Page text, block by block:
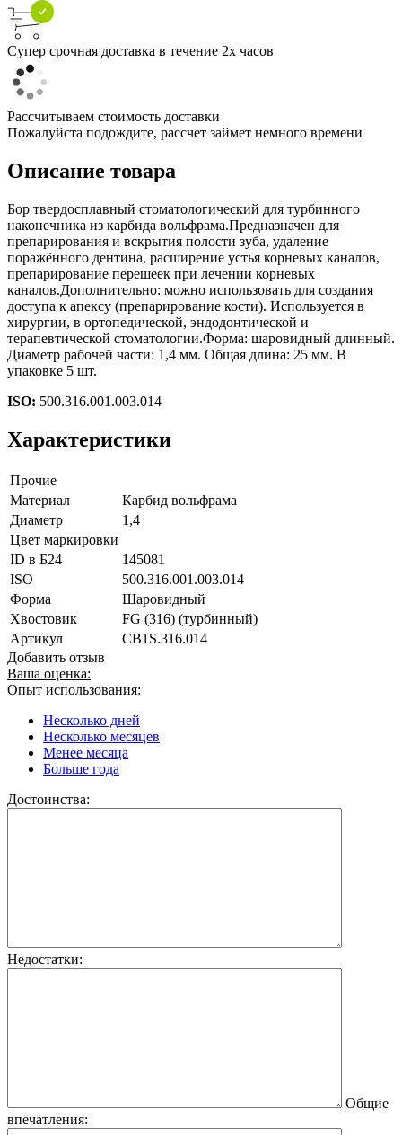
Супер срочная доставка в течение 2х часов
Рассчитываем стоимость доставки
Пожалуйста подождите, рассчет займет немного времени
Описание товара
Бор твердосплавный стоматологический для турбинного
наконечника из карбида вольфрама.Предназначен для
препарирования и вскрытия полости зуба, удаление
поражённого дентина, расширение устья корневых каналов,
препарирование перешеек при лечении корневых
каналов.Дополнительно: можно использовать для создания
доступа к апексу (препарирование кости). Используется в
хирургии, в ортопедической, эндодонтической и
терапевтической стоматологии.Форма: шаровидный длинный.
Диаметр рабочей части: 1,4 мм. Общая длина: 25 мм. В
упаковке 5 шт.
ISO: 500.316.001.003.014
Характеристики
Прочие
Материал
Карбид вольфрама
Диаметр
1,4
Цвет маркировки
ID в Б24
145081
ISO
500.316.001.003.014
Форма
Шаровидный
Хвостовик
FG (316) (турбинный)
Артикул
CB1S.316.014
Добавить отзыв
Ваша оценка:
Опыт использования:
Несколько дней
Несколько месяцев
Менее месяца
Больше года
Достоинства:
Недостатки:
Общие
впечатления: